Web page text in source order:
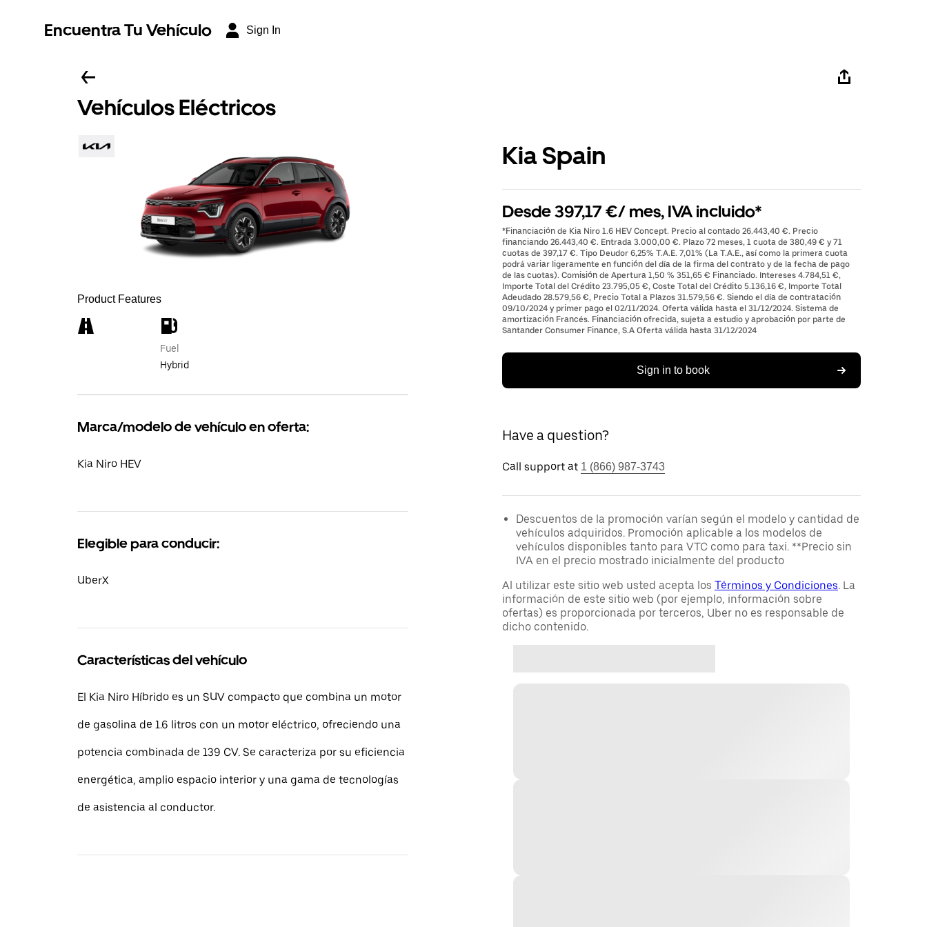
Encuentra Tu Vehículo Sign In
Vehículos Eléctricos
Product Features
Fuel
Hybrid
Marca/modelo de vehículo en oferta:
Kia Niro HEV
Elegible para conducir:
UberX
Características del vehículo
El Kia Niro Híbrido es un SUV compacto que combina un motor
de gasolina de 1.6 litros con un motor eléctrico, ofreciendo una
potencia combinada de 139 CV. Se caracteriza por su eficiencia
energética, amplio espacio interior y una gama de tecnologías
de asistencia al conductor.
Kia Spain
Desde 397,17 €/ mes, IVA incluido*
*Financiación de Kia Niro 1.6 HEV Concept. Precio al contado 26.443,40 €. Precio
financiando 26.443,40 €. Entrada 3.000,00 €. Plazo 72 meses, 1 cuota de 380,49 € y 71
cuotas de 397,17 €. Tipo Deudor 6,25% T.A.E. 7,01% (La T.A.E., así como la primera cuota
podrá variar ligeramente en función del día de la firma del contrato y de la fecha de pago
de las cuotas). Comisión de Apertura 1,50 % 351,65 € Financiado. Intereses 4.784,51 €,
Importe Total del Crédito 23.795,05 €, Coste Total del Crédito 5.136,16 €, Importe Total
Adeudado 28.579,56 €, Precio Total a Plazos 31.579,56 €. Siendo el día de contratación
09/10/2024 y primer pago el 02/11/2024. Oferta válida hasta el 31/12/2024. Sistema de
amortización Francés. Financiación ofrecida, sujeta a estudio y aprobación por parte de
Santander Consumer Finance, S.A Oferta válida hasta 31/12/2024
Sign in to book
Have a question?
Call support at 1 (866) 987-3743
Descuentos de la promoción varían según el modelo y cantidad de
vehículos adquiridos. Promoción aplicable a los modelos de
vehículos disponibles tanto para VTC como para taxi. **Precio sin
IVA en el precio mostrado inicialmente del producto
Al utilizar este sitio web usted acepta los Términos y Condiciones. La
información de este sitio web (por ejemplo, información sobre
ofertas) es proporcionada por terceros, Uber no es responsable de
dicho contenido.